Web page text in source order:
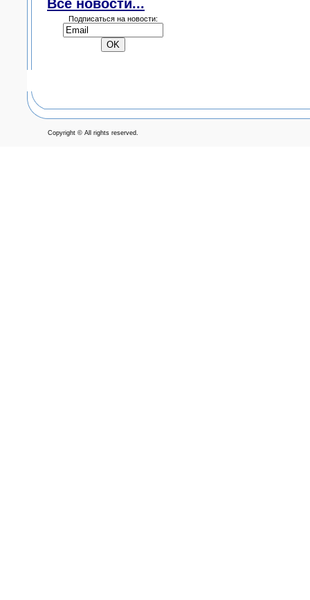
Подписаться на новости:
Copyright © All rights reserved.